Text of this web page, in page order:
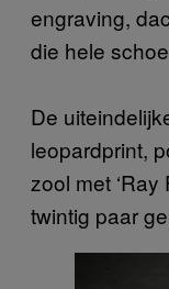
engraving,
die hele
De
leopardprint,
zool met ‘Ray
twintig paar